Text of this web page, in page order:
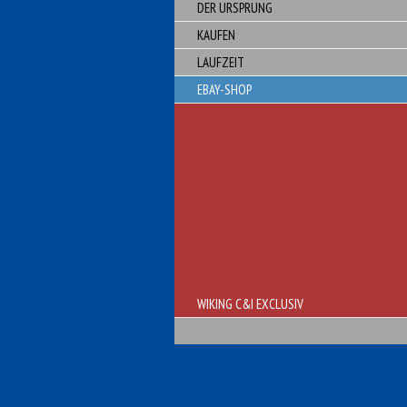
DER URSPRUNG
KAUFEN
LAUFZEIT
EBAY-SHOP
WIKING C&I EXCLUSIV